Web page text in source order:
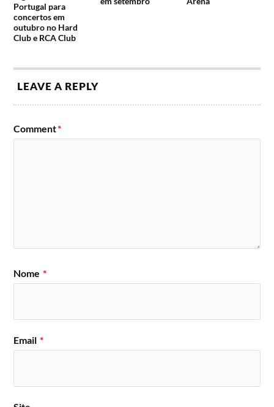
Portugal para
concertos em
outubro no Hard
Club e RCA Club
LEAVE A REPLY
Comment*
Nome *
Email *